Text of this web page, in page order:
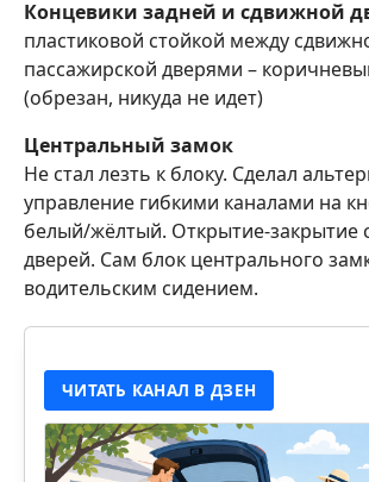
Концевики задней и сдвижной
пластиковой стойкой между
пассажирской дверями –
(обрезан, никуда не идет)
Центральный замок
Не стал лезть к блоку. Сделал
управление гибкими каналами на
белый/жёлтый. Открытие-закрытие
дверей. Сам блок центрального
водительским сидением.
ЧИТАТЬ КАНАЛ В ДЗЕН